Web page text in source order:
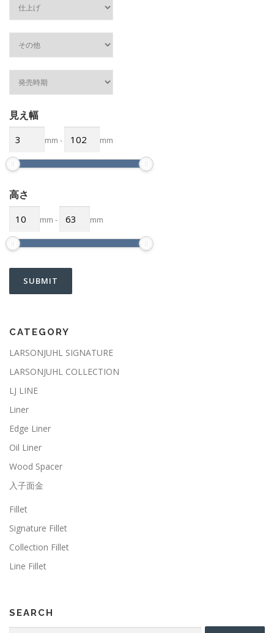
見え幅
mm - mm
高さ
mm - mm
CATEGORY
LARSONJUHL SIGNATURE
LARSONJUHL COLLECTION
LJ LINE
Liner
Edge Liner
Oil Liner
Wood Spacer
入子面金
Fillet
Signature Fillet
Collection Fillet
Line Fillet
SEARCH